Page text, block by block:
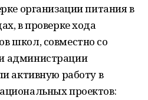
организации питания в
в проверке хода
школ, совместно со
администрации
активную работу в
проектов: